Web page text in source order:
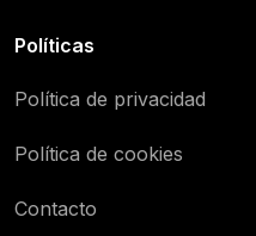
Políticas
Política de privacidad
Política de cookies
Contacto